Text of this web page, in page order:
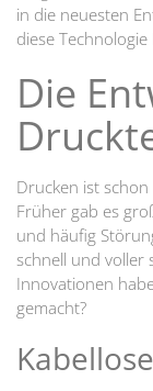
in die neuesten
diese
Die
Drucken ist
Früher gab es
und häufig
schnell und voller
Innovationen
gemacht?